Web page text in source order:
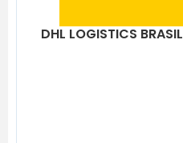
DHL LOGISTICS BRASIL